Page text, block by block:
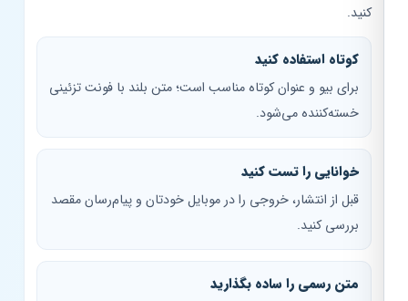
کنید.
کوتاه استفاده کنید
برای بیو و عنوان کوتاه مناسب است؛ متن بلند با فونت تزئینی
خسته‌کننده می‌شود.
خوانایی را تست کنید
قبل از انتشار، خروجی را در موبایل خودتان و پیام‌رسان مقصد
بررسی کنید.
متن رسمی را ساده بگذارید